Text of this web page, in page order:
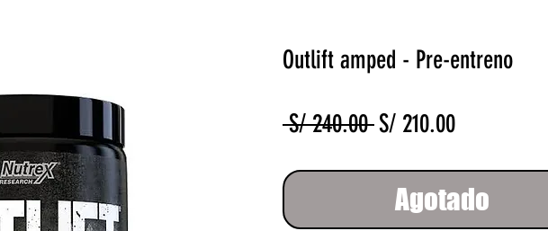
Outlift amped - Pre-entreno
S/ 240.00 Precio
S/ 210.00Precio
oferta
Agotado